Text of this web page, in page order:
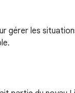
gérer les